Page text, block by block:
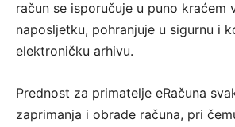
račun se isporučuje u puno kraćem
naposljetku, pohranjuje u sigurnu i
elektroničku arhivu.
Prednost za primatelje eRačuna
zaprimanja i obrade računa, pri